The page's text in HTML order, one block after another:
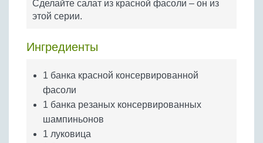
Бобовые
Сделайте салат из красной фасоли – он из
этой серии.
Ингредиенты
1 банка красной консервированной
фасоли
1 банка резаных консервированных
шампиньонов
1 луковица